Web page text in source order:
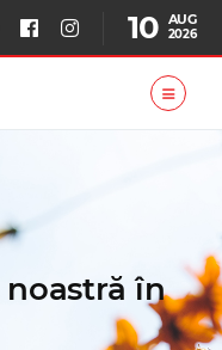
10 AUG
2026
noastră în